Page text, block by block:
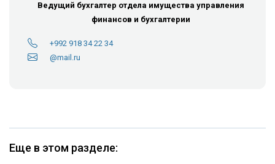
Ведущий бухгалтер отдела имущества управления
финансов и бухгалтерии
+992 918 34 22 34
@mail.ru
Еще в этом разделе: